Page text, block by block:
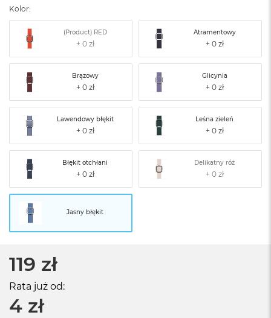
Kolor:
(Product) RED Atramentowy
Brązowy Glicynia
Lawendowy błękit Leśna zieleń
Błękit otchłani Delikatny róż
Jasny błękit
119 zł
Rata już od:
4 zł